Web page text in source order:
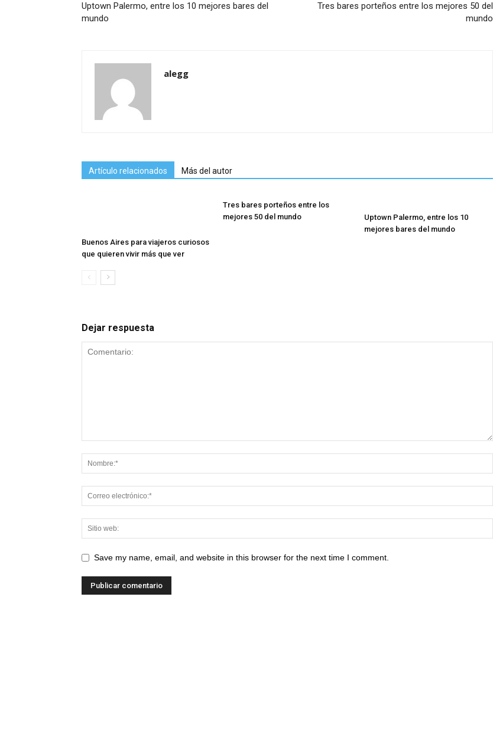
Uptown Palermo, entre los 10 mejores bares del
mundo
Tres bares porteños entre los mejores 50 del
mundo
alegg
Artículo relacionados Más del autor
Buenos Aires para viajeros curiosos
que quieren vivir más que ver
Tres bares porteños entre los
mejores 50 del mundo
Uptown Palermo, entre los 10
mejores bares del mundo
Dejar respuesta
Save my name, email, and website in this browser for the next time I comment.